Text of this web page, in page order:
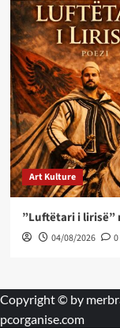
Art Kulture
”Luftëtari i lirisë”
04/08/2026 0
Copyright © by
pcorganise.com